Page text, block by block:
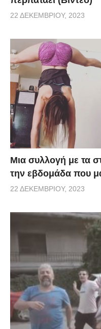
22 ΔΕΚΕΜΒΡΊΟΥ, 2023
Μια συλλογή με τα
την εβδομάδα που
22 ΔΕΚΕΜΒΡΊΟΥ, 2023